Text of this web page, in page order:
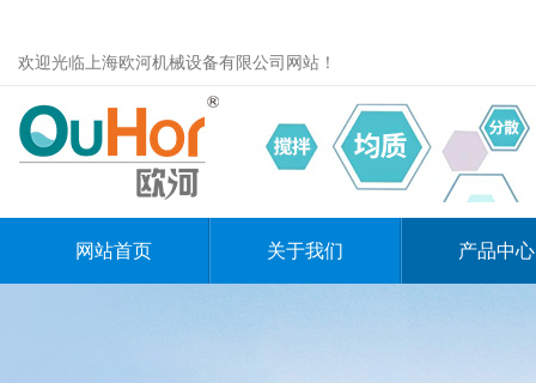
欢迎光临上海欧河机械设备有限公司网站！
网站首页 关于我们 产品中心